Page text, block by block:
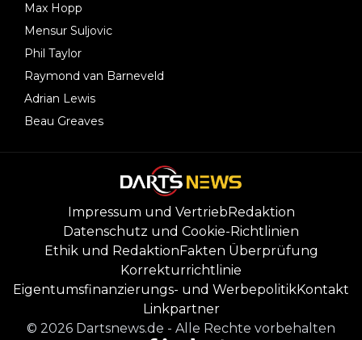
Max Hopp
Mensur Suljovic
Phil Taylor
Raymond van Barneveld
Adrian Lewis
Beau Greaves
Impressum und VertriebRedaktion
Datenschutz und Cookie-Richtlinien
Ethik und RedaktionFakten Überprüfung
Korrekturrichtlinie
Eigentumsfinanzierungs- und WerbepolitikKontakt
Linkpartner
© 2026 Dartsnews.de - Alle Rechte vorbehalten